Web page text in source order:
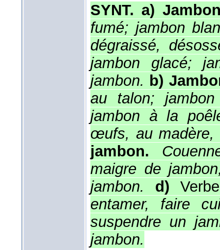
SYNT. a)
fumé; jambon
dégraissé,
jambon glacé;
jambon. b)
au talon;
jambon à la
œufs, au
jambon.
maigre de
jambon. d)
entamer, faire
suspendre un
jambon.